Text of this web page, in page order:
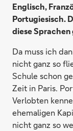
Englisch,
Portugiesisch.
diese
Da muss ich
nicht ganz so
Schule schon
Zeit in Paris.
Verlobten
ehemaligen
nicht ganz so